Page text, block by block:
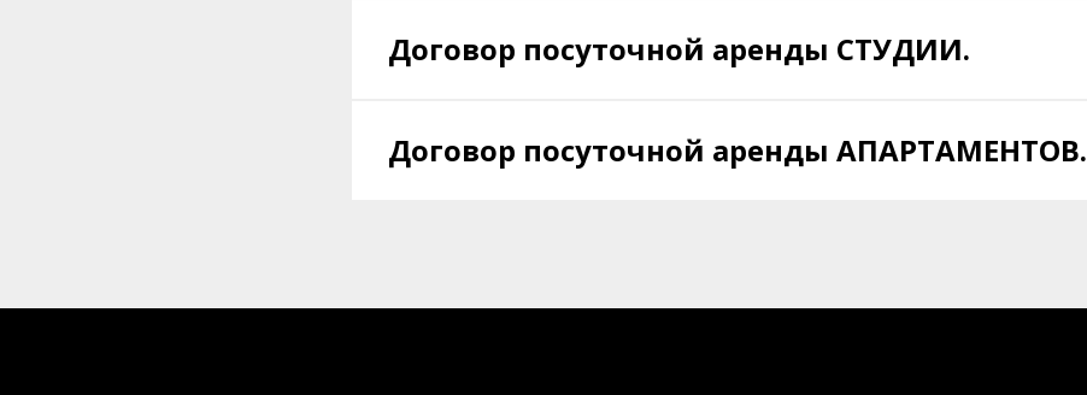
Договор посуточной аренды СТУДИИ.
Договор посуточной аренды АПАРТАМЕНТОВ.